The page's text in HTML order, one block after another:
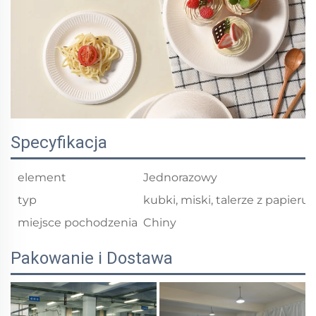
Specyfikacja
element
Jednorazowy
typ
kubki, miski, talerze z papieru
miejsce pochodzenia Chiny
Pakowanie i Dostawa